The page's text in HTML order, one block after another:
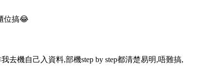
位搞😂
機自己入資料,部機step by step都清楚易明,唔難搞,